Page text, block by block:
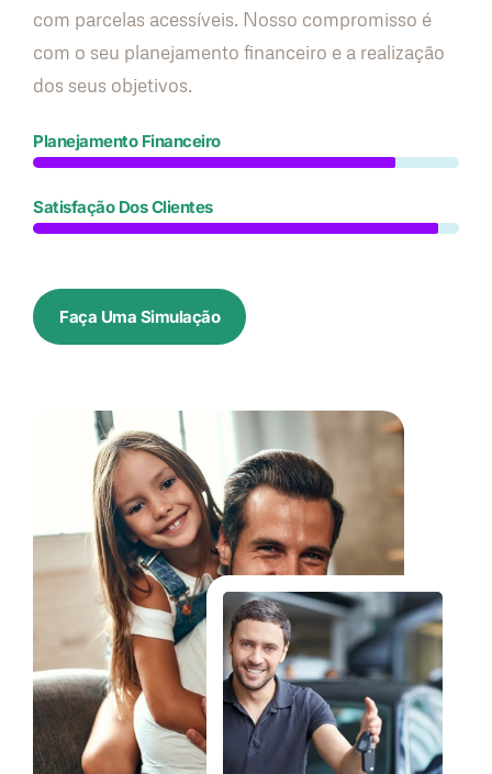
com parcelas acessíveis. Nosso compromisso é
com o seu planejamento financeiro e a realização
dos seus objetivos.
Planejamento Financeiro
Satisfação Dos Clientes
Faça Uma Simulação